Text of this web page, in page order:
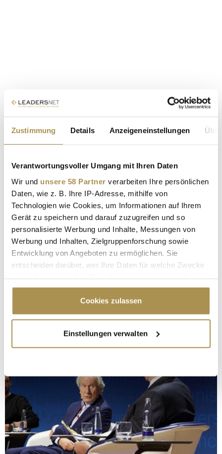
Zustimmung Details Anzeigeneinstellungen
Verantwortungsvoller Umgang mit Ihren Daten
Wir und unsere 58 Partner verarbeiten Ihre persönlichen
Daten, wie z. B. Ihre IP-Adresse, mithilfe von
Technologien wie Cookies, um Informationen auf Ihrem
Gerät zu speichern und darauf zuzugreifen und so
personalisierte Werbung und Inhalte, Messungen von
Werbung und Inhalten, Zielgruppenforschung sowie
Entwicklung von Angeboten zu ermöglichen. Sie
entscheiden darüber, wer Ihre Daten für welche Zwecke
Cookie-Erklärung oder durch Klicken auf das Privacy
Trigger Symbol ändern oder widerrufen
Informationen über Ihre geografische Lage
erfassen, welche bis auf einige Meter genau sein
bestimmten Merkmalen (Fingerprinting) identifizieren
Erfahren Sie mehr darüber, wie Ihre persönlichen Daten
verarbeitet werden, und legen Sie Ihre Präferenzen im
Abschnitt Einzelheitenfest.
Wir verwenden Cookies, um Inhalte und Anzeigen zu
Cookies zulassen
Einstellungen verwalten